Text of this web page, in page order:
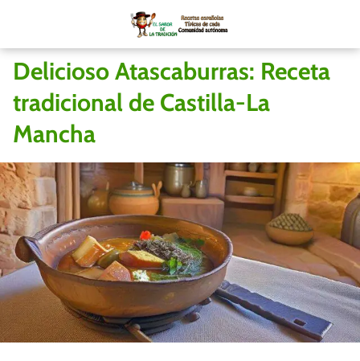
Delicioso Atascaburras: Receta
tradicional de Castilla-La
Mancha